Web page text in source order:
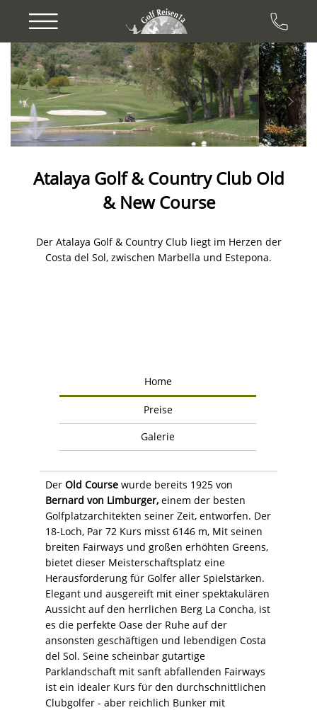
Previous Next
Atalaya Golf & Country Club Old
& New Course
Der Atalaya Golf & Country Club liegt im Herzen der
Costa del Sol, zwischen Marbella und Estepona.
Home
Preise
Galerie
Der Old Course wurde bereits 1925 von
Bernard von Limburger, einem der besten
Golfplatzarchitekten seiner Zeit, entworfen. Der
18-Loch, Par 72 Kurs misst 6146 m, Mit seinen
breiten Fairways und großen erhöhten Greens,
bietet dieser Meisterschaftsplatz eine
Herausforderung für Golfer aller Spielstärken.
Elegant und ausgereift mit einer spektakulären
Aussicht auf den herrlichen Berg La Concha, ist
es die perfekte Oase der Ruhe auf der
ansonsten geschäftigen und lebendigen Costa
del Sol. Seine scheinbar gutartige
Parklandschaft mit sanft abfallenden Fairways
ist ein idealer Kurs für den durchschnittlichen
Clubgolfer - aber reichlich Bunker mit